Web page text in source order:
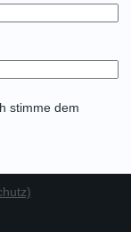
stimme dem